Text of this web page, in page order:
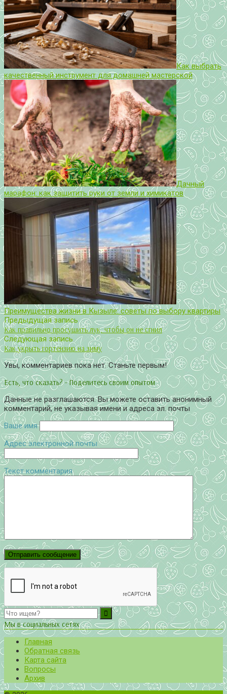
Как выбрать
качественный инструмент для домашней мастерской
Дачный
марафон: как защитить руки от земли и химикатов
Преимущества жизни в Кызыле: советы по выбору квартиры
Предыдущая запись
Как правильно просушить лук, чтобы он не сгнил
Следующая запись
Как укрыть гортензию на зиму
Увы, комментариев пока нет. Станьте первым!
Есть, что сказать? - Поделитесь своим опытом
Данные не разглашаются. Вы можете оставить анонимный
комментарий, не указывая имени и адреса эл. почты
Ваше имя
Адрес электронной почты
Текст комментария
Мы в социальных сетях
Главная
Обратная связь
Карта сайта
Вопросы
Архив